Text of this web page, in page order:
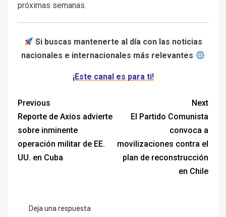
próximas semanas.
Si buscas mantenerte al día con las noticias
nacionales e internacionales más relevantes
¡Este canal es para ti!
Previous
Reporte de Axios advierte
sobre inminente
operación militar de EE.
UU. en Cuba
Next
El Partido Comunista
convoca a
movilizaciones contra el
plan de reconstrucción
en Chile
Deja una respuesta